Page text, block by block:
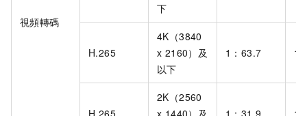
視頻轉碼
下
H.265
4K（3840
x 2160）及
以下
1：63.7 1
2K（2560